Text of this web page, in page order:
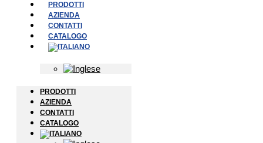
PRODOTTI
AZIENDA
CONTATTI
CATALOGO
PRODOTTI
AZIENDA
CONTATTI
CATALOGO